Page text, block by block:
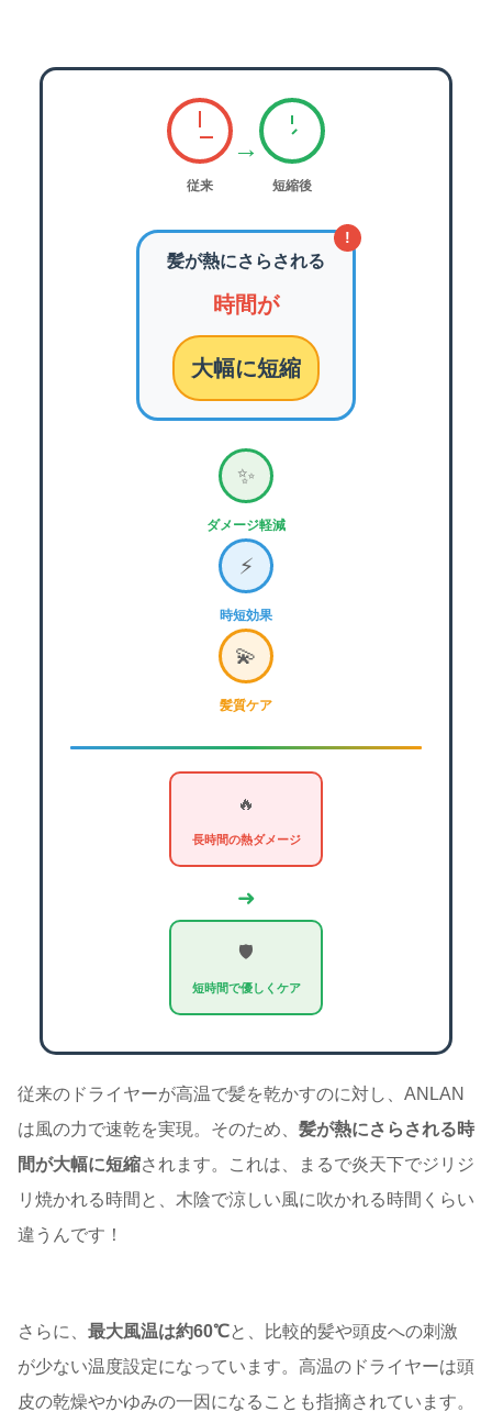
従来
→
短縮後
髪が熱にさらされる
時間が
大幅に短縮
!
✨
ダメージ軽減
⚡
時短効果
💫
髪質ケア
🔥
長時間の熱ダメージ
➜
🛡️
短時間で優しくケア
従来のドライヤーが高温で髪を乾かすのに対し、ANLAN
は風の力で速乾を実現。そのため、 髪が熱にさらされる時
間が大幅に短縮されます。これは、まるで炎天下でジリジ
リ焼かれる時間と、木陰で涼しい風に吹かれる時間くらい
違うんです！
さらに、 最大風温は約60℃と、比較的髪や頭皮への刺激
が少ない温度設定になっています。高温のドライヤーは頭
皮の乾燥やかゆみの一因になることも指摘されています。